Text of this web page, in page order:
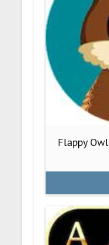
Flappy Owl